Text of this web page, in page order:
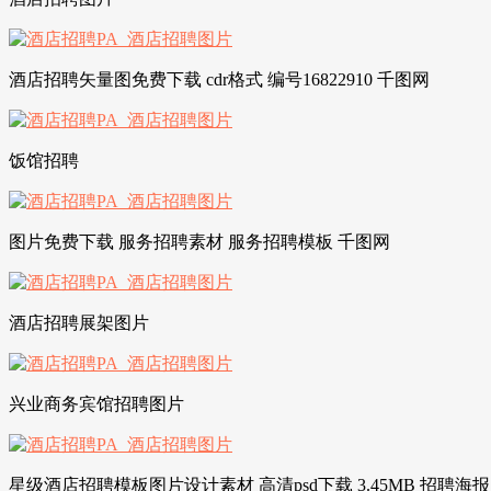
酒店招聘矢量图免费下载 cdr格式 编号16822910 千图网
饭馆招聘
图片免费下载 服务招聘素材 服务招聘模板 千图网
酒店招聘展架图片
兴业商务宾馆招聘图片
星级酒店招聘模板图片设计素材 高清psd下载 3.45MB 招聘海